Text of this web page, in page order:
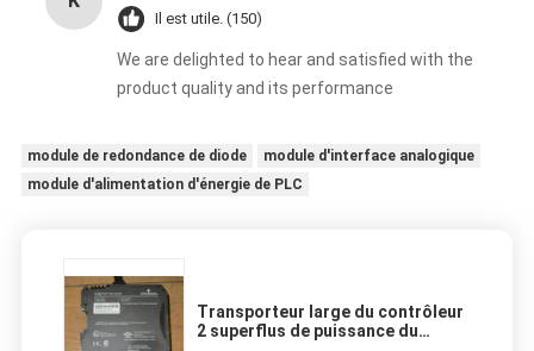
Il est utile. (150)
We are delighted to hear and satisfied with the
product quality and its performance
module de redondance de diode
module d'interface analogique
module d'alimentation d'énergie de PLC
Transporteur large du contrôleur
2 superflus de puissance du